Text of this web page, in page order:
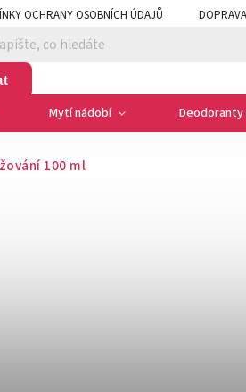
OCHRANY OSOBNÍCH ÚDAJŮ
Mytí nádobí
100 ml